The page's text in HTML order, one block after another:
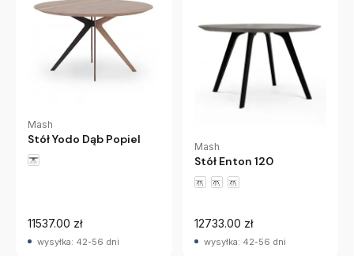
Mash
Stół Yodo Dąb Popiel
11537.00 zł
wysyłka: 42-56 dni
Mash
Stół Enton 120
12733.00 zł
wysyłka: 42-56 dni